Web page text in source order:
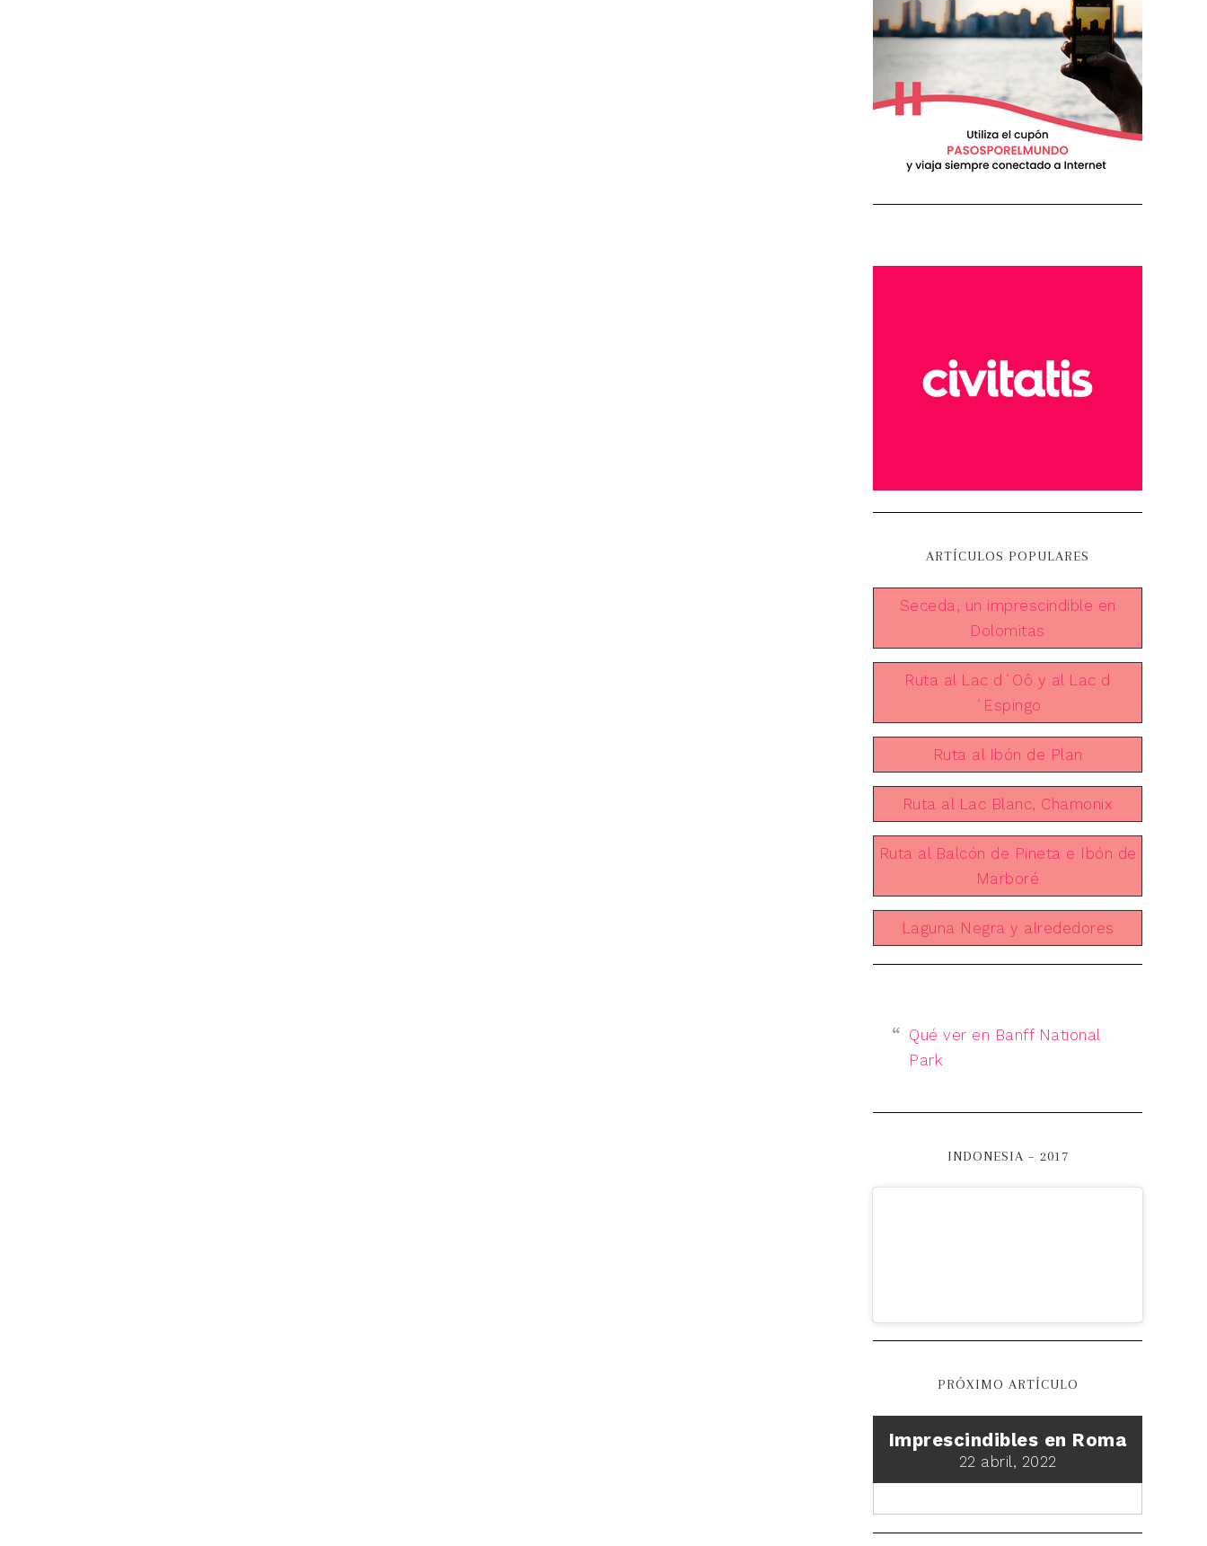
ARTÍCULOS POPULARES
Seceda, un imprescindible en
Dolomitas
Ruta al Lac d´Oô y al Lac d
´Espingo
Ruta al Ibón de Plan
Ruta al Lac Blanc, Chamonix
Ruta al Balcón de Pineta e Ibón de
Marboré
Laguna Negra y alrededores
Qué ver en Banff National
Park
INDONESIA – 2017
PRÓXIMO ARTÍCULO
Imprescindibles en Roma
22 abril, 2022